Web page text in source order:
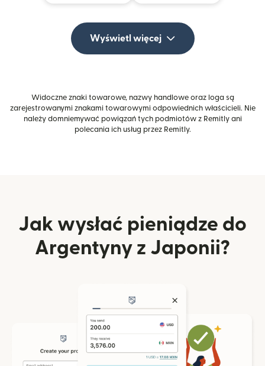
Wyświetl więcej
Widoczne znaki towarowe, nazwy handlowe oraz loga są
zarejestrowanymi znakami towarowymi odpowiednich właścicieli. Nie
należy domniemywać powiązań tych podmiotów z Remitly ani
polecania ich usług przez Remitly.
Jak wysłać pieniądze do
Argentyny z Japonii?